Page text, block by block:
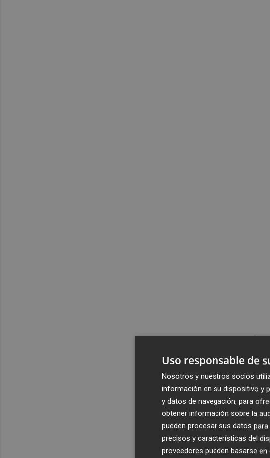
Uso responsable de
Nosotros y nuestros socios
información en su dispositivo y
y datos de navegación, para
obtener información sobre la
pueden procesar sus datos
precisos y características del
proveedores pueden basarse